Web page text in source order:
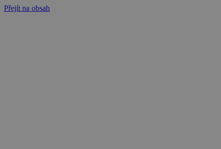
Přejít na obsah